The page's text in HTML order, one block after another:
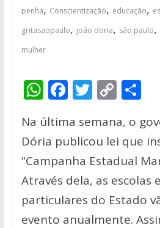
penha, Conscientização, educação,
gritasaopaulo, joão doria, são paulo,
mulher
W
at
s
A
p
p
F
e
b
o
o
k
T
itt
er
C
p
y
Li
n
k
S
ar
e
Na última semana, o
Dória publicou lei que
“Campanha Estadual
Através dela, as escolas
particulares do Estado
evento anualmente.